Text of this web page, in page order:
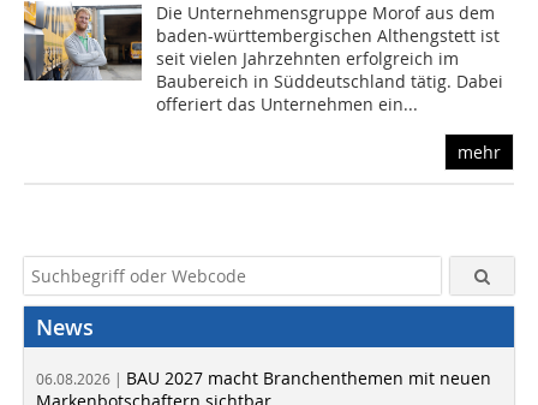
Die Unternehmensgruppe Morof aus dem
baden-württembergischen Althengstett ist
seit vielen Jahrzehnten erfolgreich im
Baubereich in Süddeutschland tätig. Dabei
offeriert das Unternehmen ein...
mehr
News
06.08.2026 | BAU 2027 macht Branchenthemen mit neuen